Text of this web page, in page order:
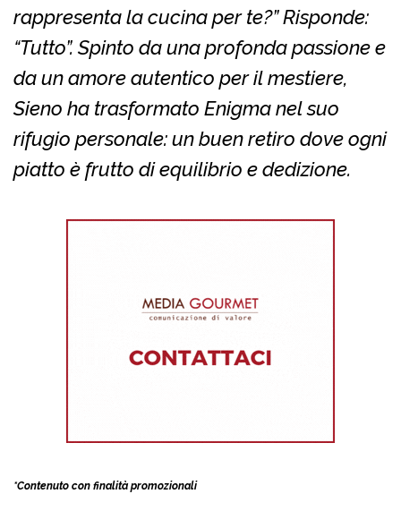
rappresenta la cucina per te?” Risponde:
“Tutto”. Spinto da una profonda passione e
da un amore autentico per il mestiere,
Sieno ha trasformato Enigma nel suo
rifugio personale: un buen retiro dove ogni
piatto è frutto di equilibrio e dedizione.
*Contenuto con finalità promozionali